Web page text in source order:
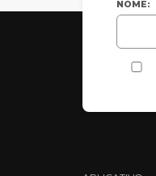
NOME: